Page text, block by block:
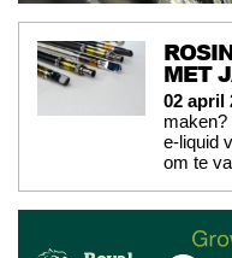
MET
02 april
maken?
e-liquid
om te